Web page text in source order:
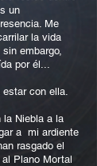
un
Me
la vida
embargo,
por él...
estar con ella.
la Niebla a la
a mi ardiente
rasgado el
Plano Mortal